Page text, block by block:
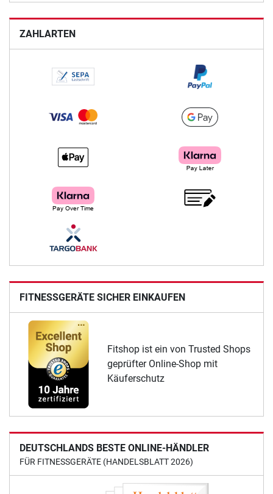
ZAHLARTEN
FITNESSGERÄTE SICHER EINKAUFEN
Fitshop ist ein von Trusted Shops
geprüfter Online-Shop mit
Käuferschutz
DEUTSCHLANDS BESTE ONLINE-HÄNDLER
FÜR FITNESSGERÄTE (HANDELSBLATT 2026)